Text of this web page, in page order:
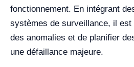
fonctionnement. En intégrant
systèmes de surveillance, il est
des anomalies et de planifier
une défaillance majeure.